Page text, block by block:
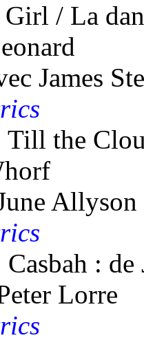
/ La
James
Till the
Allyson
Casbah :
Lorre